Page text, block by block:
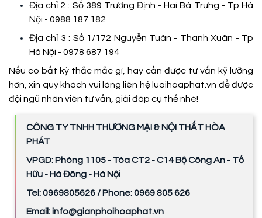
Địa chỉ 2 : Số 389 Trương Định - Hai Bà Trưng - Tp Hà
Nội - 0988 187 182
Địa chỉ 3 : Số 1/172 Nguyễn Tuân - Thanh Xuân - Tp
Hà Nội - 0978 687 194
Nếu có bất kỳ thắc mắc gì, hay cần được tư vấn kỹ lưỡng
hơn, xin quý khách vui lòng liên hệ luoihoaphat.vn để được
đội ngũ nhân viên tư vấn, giải đáp cụ thể nhé!
CÔNG TY TNHH THƯƠNG MẠI & NỘI THẤT HÒA
PHÁT
VPGD: Phòng 1105 - Tòa CT2 - C14 Bộ Công An - Tố
Hữu - Hà Đông - Hà Nội
Tel: 0969805626 / Phone: 0969 805 626
Email: info@gianphoihoaphat.vn